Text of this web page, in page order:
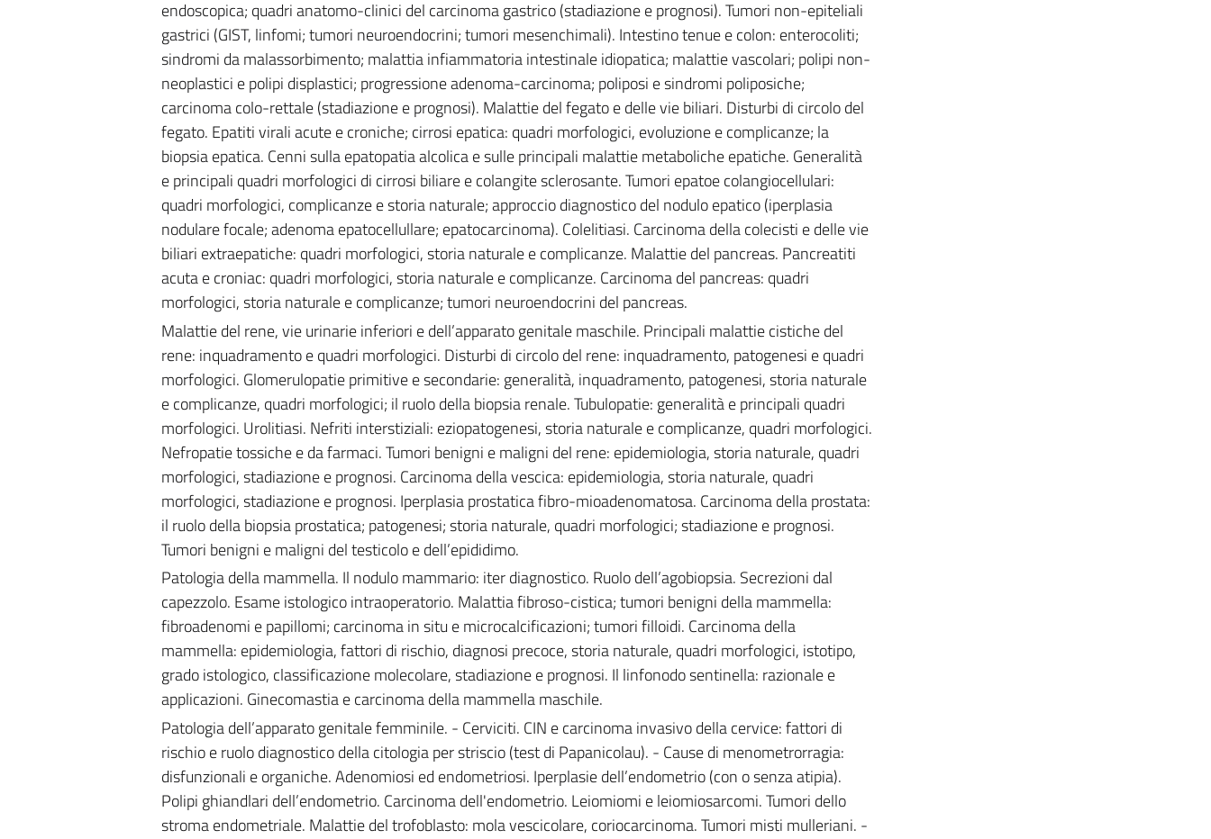
endoscopica; quadri anatomo-clinici del carcinoma gastrico (stadiazione e prognosi). Tumori non-epiteliali
gastrici (GIST, linfomi; tumori neuroendocrini; tumori mesenchimali). Intestino tenue e colon: enterocoliti;
sindromi da malassorbimento; malattia infiammatoria intestinale idiopatica; malattie vascolari; polipi non-
neoplastici e polipi displastici; progressione adenoma-carcinoma; poliposi e sindromi poliposiche;
carcinoma colo-rettale (stadiazione e prognosi). Malattie del fegato e delle vie biliari. Disturbi di circolo del
fegato. Epatiti virali acute e croniche; cirrosi epatica: quadri morfologici, evoluzione e complicanze; la
biopsia epatica. Cenni sulla epatopatia alcolica e sulle principali malattie metaboliche epatiche. Generalità
e principali quadri morfologici di cirrosi biliare e colangite sclerosante. Tumori epatoe colangiocellulari:
quadri morfologici, complicanze e storia naturale; approccio diagnostico del nodulo epatico (iperplasia
nodulare focale; adenoma epatocellullare; epatocarcinoma). Colelitiasi. Carcinoma della colecisti e delle vie
biliari extraepatiche: quadri morfologici, storia naturale e complicanze. Malattie del pancreas. Pancreatiti
acuta e croniac: quadri morfologici, storia naturale e complicanze. Carcinoma del pancreas: quadri
morfologici, storia naturale e complicanze; tumori neuroendocrini del pancreas.
Malattie del rene, vie urinarie inferiori e dell’apparato genitale maschile. Principali malattie cistiche del
rene: inquadramento e quadri morfologici. Disturbi di circolo del rene: inquadramento, patogenesi e quadri
morfologici. Glomerulopatie primitive e secondarie: generalità, inquadramento, patogenesi, storia naturale
e complicanze, quadri morfologici; il ruolo della biopsia renale. Tubulopatie: generalità e principali quadri
morfologici. Urolitiasi. Nefriti interstiziali: eziopatogenesi, storia naturale e complicanze, quadri morfologici.
Nefropatie tossiche e da farmaci. Tumori benigni e maligni del rene: epidemiologia, storia naturale, quadri
morfologici, stadiazione e prognosi. Carcinoma della vescica: epidemiologia, storia naturale, quadri
morfologici, stadiazione e prognosi. Iperplasia prostatica fibro-mioadenomatosa. Carcinoma della prostata:
il ruolo della biopsia prostatica; patogenesi; storia naturale, quadri morfologici; stadiazione e prognosi.
Tumori benigni e maligni del testicolo e dell’epididimo.
Patologia della mammella. Il nodulo mammario: iter diagnostico. Ruolo dell’agobiopsia. Secrezioni dal
capezzolo. Esame istologico intraoperatorio. Malattia fibroso-cistica; tumori benigni della mammella:
fibroadenomi e papillomi; carcinoma in situ e microcalcificazioni; tumori filloidi. Carcinoma della
mammella: epidemiologia, fattori di rischio, diagnosi precoce, storia naturale, quadri morfologici, istotipo,
grado istologico, classificazione molecolare, stadiazione e prognosi. Il linfonodo sentinella: razionale e
applicazioni. Ginecomastia e carcinoma della mammella maschile.
Patologia dell’apparato genitale femminile. - Cerviciti. CIN e carcinoma invasivo della cervice: fattori di
rischio e ruolo diagnostico della citologia per striscio (test di Papanicolau). - Cause di menometrorragia:
disfunzionali e organiche. Adenomiosi ed endometriosi. Iperplasie dell’endometrio (con o senza atipia).
Polipi ghiandlari dell’endometrio. Carcinoma dell'endometrio. Leiomiomi e leiomiosarcomi. Tumori dello
stroma endometriale. Malattie del trofoblasto: mola vescicolare, coriocarcinoma. Tumori misti mulleriani. -